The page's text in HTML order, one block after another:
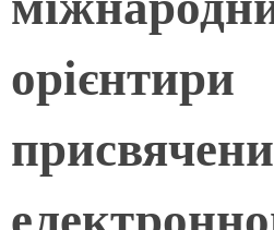
орієнтири